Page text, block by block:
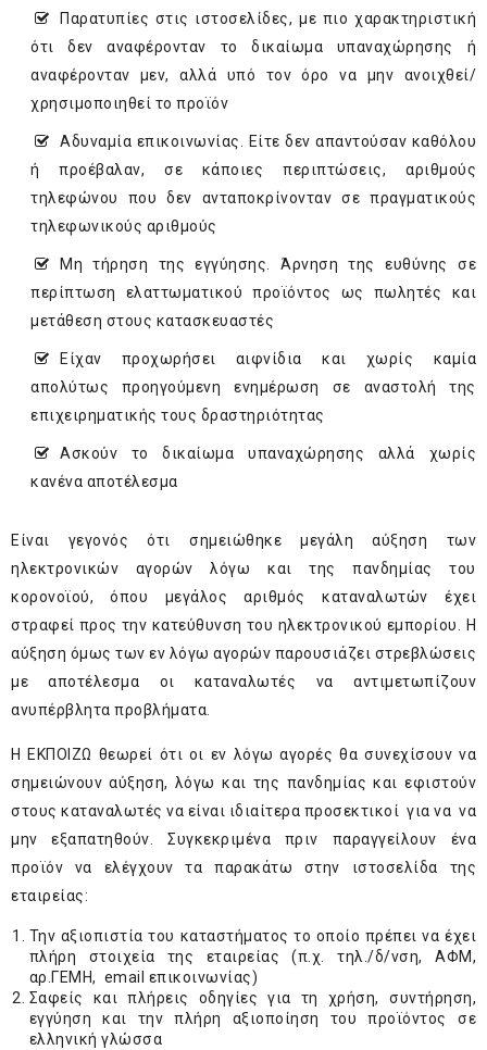
Παρατυπίες στις ιστοσελίδες, με πιο χαρακτηριστική
ότι δεν αναφέρονταν το δικαίωμα υπαναχώρησης ή
αναφέρονταν μεν, αλλά υπό τον όρο να μην ανοιχθεί/
χρησιμοποιηθεί το προϊόν
Αδυναμία επικοινωνίας. Είτε δεν απαντούσαν καθόλου
ή προέβαλαν, σε κάποιες περιπτώσεις, αριθμούς
τηλεφώνου που δεν ανταποκρίνονταν σε πραγματικούς
τηλεφωνικούς αριθμούς
Μη τήρηση της εγγύησης. Άρνηση της ευθύνης σε
περίπτωση ελαττωματικού προϊόντος ως πωλητές και
μετάθεση στους κατασκευαστές
Είχαν προχωρήσει αιφνίδια και χωρίς καμία
απολύτως προηγούμενη ενημέρωση σε αναστολή της
επιχειρηματικής τους δραστηριότητας
Ασκούν το δικαίωμα υπαναχώρησης αλλά χωρίς
κανένα αποτέλεσμα
Είναι γεγονός ότι σημειώθηκε μεγάλη αύξηση των
ηλεκτρονικών αγορών λόγω και της πανδημίας του
κορονοϊού, όπου μεγάλος αριθμός καταναλωτών έχει
στραφεί προς την κατεύθυνση του ηλεκτρονικού εμπορίου. Η
αύξηση όμως των εν λόγω αγορών παρουσιάζει στρεβλώσεις
με αποτέλεσμα οι καταναλωτές να αντιμετωπίζουν
ανυπέρβλητα προβλήματα.
Η ΕΚΠΟΙΖΩ θεωρεί ότι οι εν λόγω αγορές θα συνεχίσουν να
σημειώνουν αύξηση, λόγω και της πανδημίας και εφιστούν
στους καταναλωτές να είναι ιδιαίτερα προσεκτικοί για να να
μην εξαπατηθούν. Συγκεκριμένα πριν παραγγείλουν ένα
προϊόν να ελέγχουν τα παρακάτω στην ιστοσελίδα της
εταιρείας:
Την αξιοπιστία του καταστήματος το οποίο πρέπει να έχει
πλήρη στοιχεία της εταιρείας (π.χ. τηλ./δ/νση, ΑΦΜ,
αρ.ΓΕΜΗ, email επικοινωνίας)
Σαφείς και πλήρεις οδηγίες για τη χρήση, συντήρηση,
εγγύηση και την πλήρη αξιοποίηση του προϊόντος σε
ελληνική γλώσσα